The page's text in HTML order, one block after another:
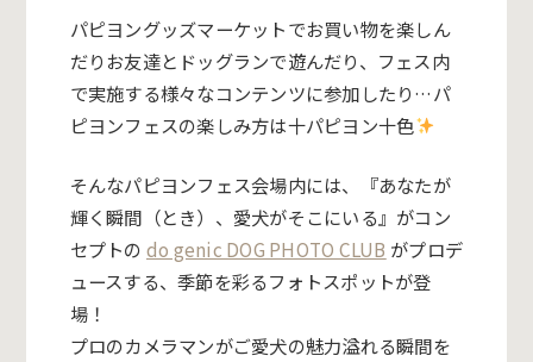
パピヨングッズマーケットでお買い物を楽しん
だりお友達とドッグランで遊んだり、フェス内
で実施する様々なコンテンツに参加したり…パ
ピヨンフェスの楽しみ方は十パピヨン十色
そんなパピヨンフェス会場内には、『あなたが
輝く瞬間（とき）、愛犬がそこにいる』がコン
セプトの do genic DOG PHOTO CLUB がプロデ
ュースする、季節を彩るフォトスポットが登
場！
プロのカメラマンがご愛犬の魅力溢れる瞬間を